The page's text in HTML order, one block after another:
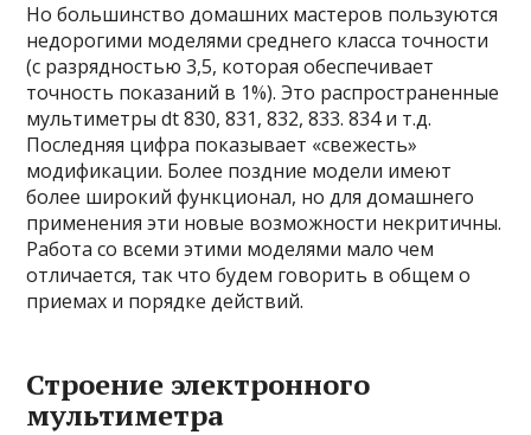
Но большинство домашних мастеров пользуются
недорогими моделями среднего класса точности
(с разрядностью 3,5, которая обеспечивает
точность показаний в 1%). Это распространенные
мультиметры dt 830, 831, 832, 833. 834 и т.д.
Последняя цифра показывает «свежесть»
модификации. Более поздние модели имеют
более широкий функционал, но для домашнего
применения эти новые возможности некритичны.
Работа со всеми этими моделями мало чем
отличается, так что будем говорить в общем о
приемах и порядке действий.
Строение электронного
мультиметра